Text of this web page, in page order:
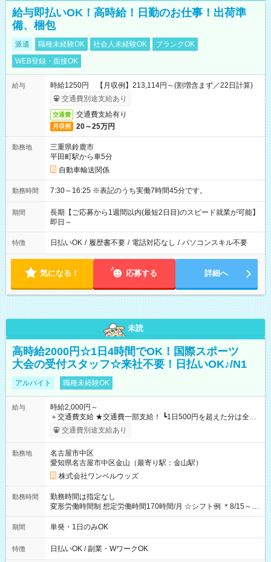
給与即払いOK！高時給！日勤のお仕事！出荷準
備、梱包
派遣 職種未経験OK 社会人未経験OK
ブランクOK
WEB登録・面接OK
給与
時給1250円 【月収例】213,114円～(割増含まず／22日計算)
交通費別途支給あり
交通費 交通費支給有り
月収例 20～25万円
勤務地
三重県鈴鹿市
平田町駅から車5分
自動車輸送関係
勤務時間 7:30～16:25 ※表記のうち実働7時間45分です。
期間
長期【ご応募から1週間以内(最短2日目)のスピード就業が可能】
即日～
特徴 日払いOK / 履歴書不要 / 電話対応なし / パソコンスキル不要
気になる！ 応募する 詳細へ
未読
高時給2000円☆1日4時間でOK！国際スポーツ
大会の受付スタッフ☆来社不要！日払いOK♪/N1
アルバイト 職種未経験OK
給与
時給2,000円～
＋交通費支給 ★交通費一部支給！ ┗1日500円を超えた分は全額
支給！ ※往復500円以内の方は自己負担となります ★日払い
OK！（規定あり） ┗働いたその日に現金GET♪ お仕事後はコン
期間なし
交通費別途支給あり
勤務地
名古屋市中区
愛知県名古屋市中区金山（最寄り駅：金山駅）
株式会社ワンベルウッズ
勤務時間
勤務時間は指定なし
変形労働時間制 想定労働時間170時間/月 ☆シフト例 ＊8/15～
10/26 全日共通 08：00～12：00 17：00～21：00 ＊8/31
～9/19のみ下記シフトもあります！ 12：00～16：00 ＊9/6～
00
期間 単発・1日のみOK
特徴 日払いOK / 副業・WワークOK